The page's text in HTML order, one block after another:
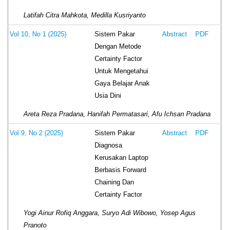
Latifah Citra Mahkota, Medilla Kusriyanto
Vol 10, No 1 (2025)
Sistem Pakar
Dengan Metode
Certainty Factor
Untuk Mengetahui
Gaya Belajar Anak
Usia Dini
Abstract PDF
Areta Reza Pradana, Hanifah Permatasari, Afu Ichsan Pradana
Vol 9, No 2 (2025)
Sistem Pakar
Diagnosa
Kerusakan Laptop
Berbasis Forward
Chaining Dan
Certainty Factor
Abstract PDF
Yogi Ainur Rofiq Anggara, Suryo Adi Wibowo, Yosep Agus
Pranoto